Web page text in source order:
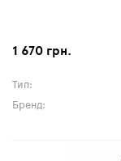
1 670 грн.
Тип:
Бренд: